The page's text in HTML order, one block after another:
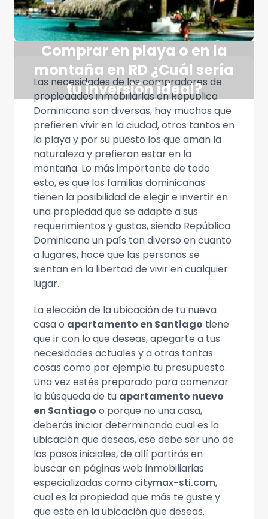
Comprar en playa o en la
montaña en RD ¿Cuál sería
tu inversión ideal?
Las necesidades de los compradores de
propiedades inmobiliarias en República
Dominicana son diversas, hay muchos que
prefieren vivir en la ciudad, otros tantos en
la playa y por su puesto los que aman la
naturaleza y prefieran estar en la
montaña. Lo más importante de todo
esto, es que las familias dominicanas
tienen la posibilidad de elegir e invertir en
una propiedad que se adapte a sus
requerimientos y gustos, siendo República
Dominicana un país tan diverso en cuanto
a lugares, hace que las personas se
sientan en la libertad de vivir en cualquier
lugar.
La elección de la ubicación de tu nueva
casa o apartamento en Santiago tiene
que ir con lo que deseas, apegarte a tus
necesidades actuales y a otras tantas
cosas como por ejemplo tu presupuesto.
Una vez estés preparado para comenzar
la búsqueda de tu apartamento nuevo
en Santiago o porque no una casa,
deberás iniciar determinando cual es la
ubicación que deseas, ese debe ser uno de
los pasos iniciales, de allí partirás en
buscar en páginas web inmobiliarias
especializadas como citymax-sti.com,
cual es la propiedad que más te guste y
que este en la ubicación que deseas.